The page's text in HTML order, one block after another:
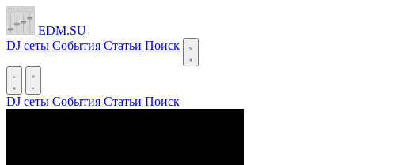
EDM.SU
DJ сеты События Статьи Поиск
DJ сеты События Статьи Поиск